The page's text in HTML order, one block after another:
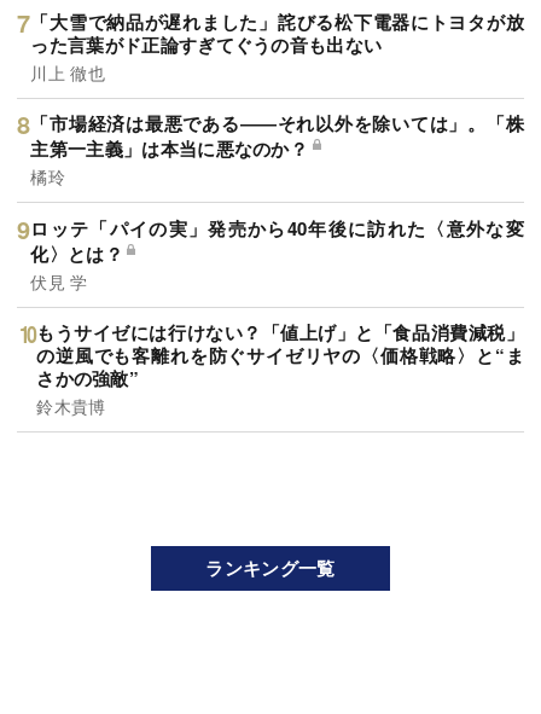
「大雪で納品が遅れました」詫びる松下電器にトヨタが放
った言葉がド正論すぎてぐうの音も出ない
川上 徹也
「市場経済は最悪である――それ以外を除いては」。「株
主第一主義」は本当に悪なのか？
橘玲
ロッテ「パイの実」発売から40年後に訪れた〈意外な変
化〉とは？
伏見 学
もうサイゼには行けない？「値上げ」と「食品消費減税」
の逆風でも客離れを防ぐサイゼリヤの〈価格戦略〉と“ま
さかの強敵”
鈴木貴博
ランキング一覧